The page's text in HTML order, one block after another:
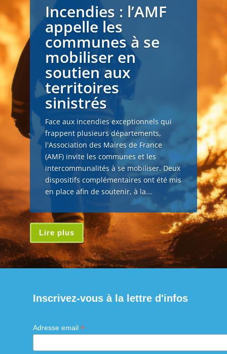
Incendies : l’AMF
appelle les
communes à se
mobiliser en
soutien aux
territoires
sinistrés
Face aux incendies exceptionnels qui
frappent plusieurs départements,
l'Association des Maires de France
(AMF) invite les communes et les
intercommunalités à se mobiliser. Deux
dispositifs complémentaires ont été mis
en place afin de soutenir, à la...
Lire plus
Inscrivez-vous à la lettre d'infos
Adresse email *